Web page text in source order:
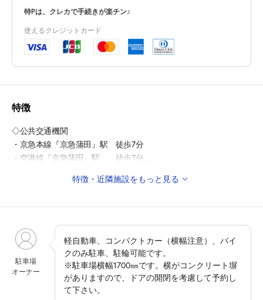
特Pは、クレカで手続きが楽チン♪
使えるクレジットカード
特徴
◇公共交通機関
・京急本線『京急蒲田』駅 徒歩7分
・空港線『京急蒲田』駅 徒歩7分
・蒲田八幡神社 徒歩8分
・大田区総合体育館 徒歩10分
◎周辺教育施設
・大田区立南蒲小学校 徒歩1分
・大田区立東蒲中学校 徒歩4分
特徴・近隣施設をもっと見る
駐車場
オーナー
軽自動車、コンパクトカー（横幅注意）、バイ
クのみ駐車、駐輪可能です。
※駐車場横幅1700㎜です。横がコンクリート塀
がありますので、ドアの開閉を考慮して予約し
て下さい。